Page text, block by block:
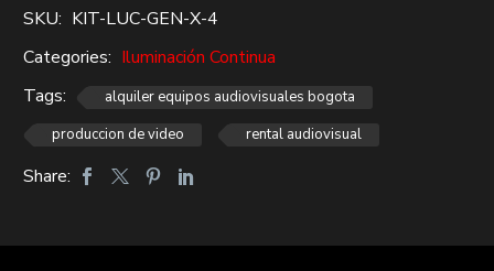
800w
tungsteno
Alquiler
cantidad
SKU: KIT-LUC-GEN-X-4
Categories: Iluminación Continua
Tags:
alquiler equipos audiovisuales bogota
produccion de video
rental audiovisual
Share: